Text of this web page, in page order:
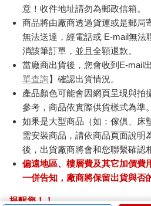
意！收件地址請勿為郵政信箱。
商品將由廠商透過貨運或是郵局
無法送達，經電話或 E-mail無法
消該筆訂單，並且全額退款。
當廠商出貨後，您會收到E-mail
單查詢】確認出貨情況。
產品顏色可能會因網頁呈現與拍
參考，商品依實際供貨樣式為準。
如果是大型商品（如：傢俱、床
需安裝商品，請依商品頁面說明
後，出貨廠商將會和您聯繫確認
偏遠地區、樓層費及其它加價費
一併告知，廠商將保留出貨與否
提醒您！！